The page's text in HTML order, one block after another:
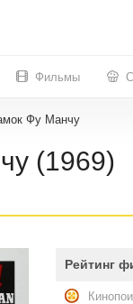
Фильмы
Фу Манчу
(1969)
Рейтинг